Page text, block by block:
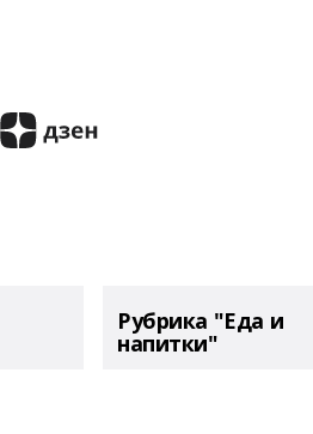
Рубрика "Еда и
напитки"